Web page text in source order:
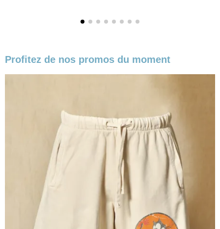
Profitez de nos promos du moment